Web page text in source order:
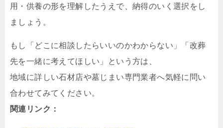
用・供養の形を理解したうえで、納得のいく選択をし
ましょう。
もし「どこに相談したらいいのかわからない」「改葬
先を一緒に考えてほしい」という方は、
地域に詳しい石材店や墓じまい専門業者へ気軽に問い
合わせてみてください。
関連リンク：